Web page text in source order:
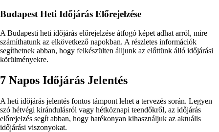
Budapest Heti Időjárás Előrejelzése
A Budapesti heti időjárás előrejelzése átfogó képet adhat arról, mire
számíthatunk az elkövetkező napokban. A részletes információk
segíthetnek abban, hogy felkészülten álljunk az előttünk álló időjárási
körülményekre.
7 Napos Időjárás Jelentés
A heti időjárás jelentés fontos támpont lehet a tervezés során. Legyen
szó hétvégi kirándulásról vagy hétköznapi teendőkről, az időjárás
előrejelzés segít abban, hogy hatékonyan kihasználjuk az aktuális
időjárási viszonyokat.